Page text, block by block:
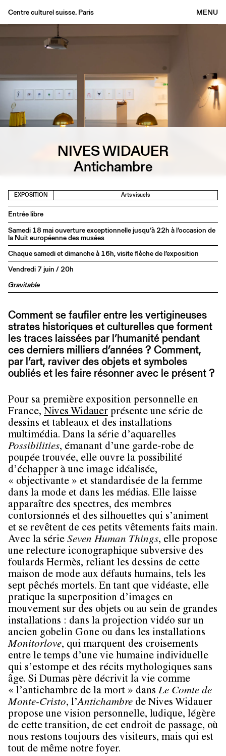
MENU
Centre culturel suisse. Paris
Archives
Médiathèque
Éditions
Informations
NIVES WIDAUER
Antichambre
EXPOSITION Arts visuels
Entrée libre
Samedi 18 mai ouverture exceptionnelle jusqu’à 22h à l’occasion de
la Nuit européenne des musées
Chaque samedi et dimanche à 16h, visite flèche de l’exposition
Vendredi 7 juin / 20h
Gravitable
Comment se faufiler entre les vertigineuses
strates historiques et culturelles que forment
les traces laissées par l’humanité pendant
ces derniers milliers d’années ? Comment,
par l’art, raviver des objets et symboles
oubliés et les faire résonner avec le présent ?
Pour sa première exposition personnelle en
France, Nives Widauer présente une série de
dessins et tableaux et des installations
multimédia. Dans la série d’aquarelles
Possibilities, émanant d’une garde-robe de
poupée trouvée, elle ouvre la possibilité
d’échapper à une image idéalisée,
« objectivante » et standardisée de la femme
dans la mode et dans les médias. Elle laisse
apparaître des spectres, des membres
contorsionnés et des silhouettes qui s’animent
et se revêtent de ces petits vêtements faits main.
Avec la série Seven Human Things, elle propose
une relecture iconographique subversive des
foulards Hermès, reliant les dessins de cette
maison de mode aux défauts humains, tels les
sept pêchés mortels. En tant que vidéaste, elle
pratique la superposition d’images en
mouvement sur des objets ou au sein de grandes
installations : dans la projection vidéo sur un
ancien gobelin Gone ou dans les installations
Monitorlove, qui marquent des croisements
entre le temps d’une vie humaine individuelle
qui s’estompe et des récits mythologiques sans
âge. Si Dumas père décrivit la vie comme
« l’antichambre de la mort » dans Le Comte de
Monte-Cristo, l’Antichambre de Nives Widauer
propose une vision personnelle, ludique, légère
de cette transition, de cet endroit de passage, où
nous restons toujours des visiteurs, mais qui est
tout de même notre foyer.